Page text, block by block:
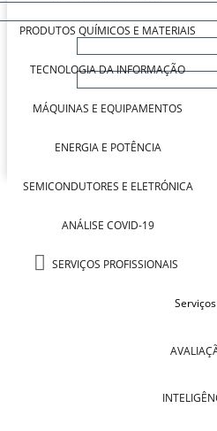
PRODUTOS QUÍMICOS E MATERIAIS
TECNOLOGIA DA INFORMAÇÃO
MÁQUINAS E EQUIPAMENTOS
ENERGIA E POTÊNCIA
SEMICONDUTORES E ELETRÓNICA
ANÁLISE COVID-19
SERVIÇOS PROFISSIONAIS